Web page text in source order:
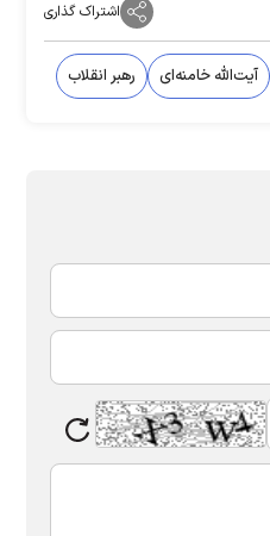
اشتراک گذاری
آیت‌الله خامنه‌ای رهبر انقلاب